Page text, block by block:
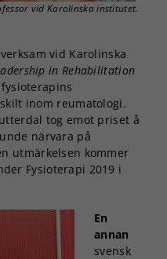
vid Karolinska institutet.
vid Karolinska
in Rehabilitation
inom reumatologi.
tog emot priset å
närvara på
utmärkelsen kommer
Fysioterapi 2019 i
En
annan
svensk